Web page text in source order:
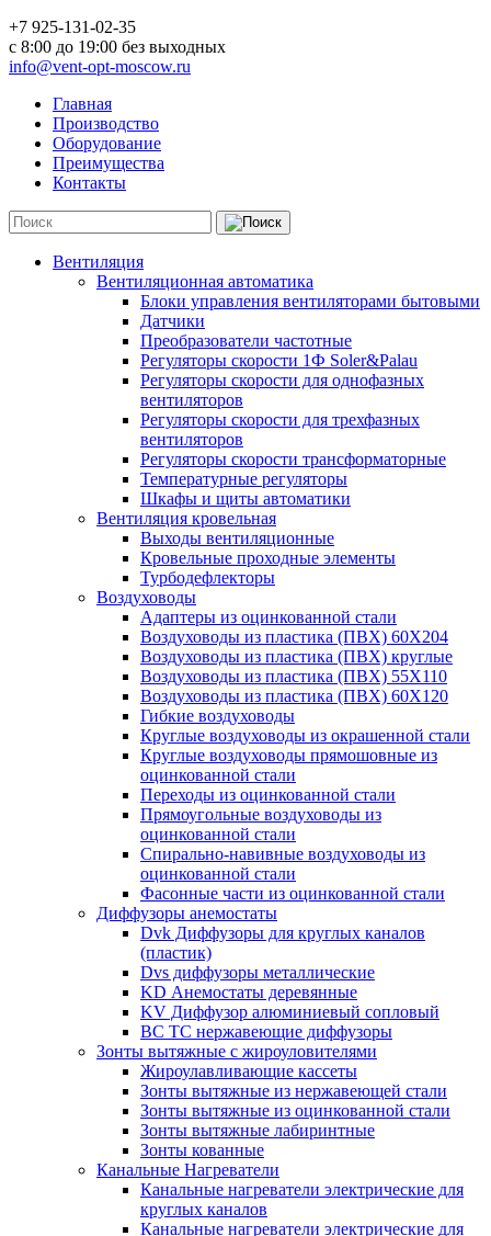
+7 925-131-02-35
c 8:00 до 19:00 без выходных
info@vent-opt-moscow.ru
Главная
Производство
Оборудование
Преимущества
Контакты
Вентиляция
Вентиляционная автоматика
Блоки управления вентиляторами бытовыми
Датчики
Преобразователи частотные
Регуляторы скорости 1Ф Soler&Palau
Регуляторы скорости для однофазных
вентиляторов
Регуляторы скорости для трехфазных
вентиляторов
Регуляторы скорости трансформаторные
Температурные регуляторы
Шкафы и щиты автоматики
Вентиляция кровельная
Выходы вентиляционные
Кровельные проходные элементы
Турбодефлекторы
Воздуховоды
Адаптеры из оцинкованной стали
Воздуховоды из пластика (ПВХ) 60Х204
Воздуховоды из пластика (ПВХ) круглые
Воздуховоды из пластика (ПВХ) 55Х110
Воздуховоды из пластика (ПВХ) 60Х120
Гибкие воздуховоды
Круглые воздуховоды из окрашенной стали
Круглые воздуховоды прямошовные из
оцинкованной стали
Переходы из оцинкованной стали
Прямоугольные воздуховоды из
оцинкованной стали
Спирально-навивные воздуховоды из
оцинкованной стали
Фасонные части из оцинкованной стали
Диффузоры анемостаты
Dvk Диффузоры для круглых каналов
(пластик)
Dvs диффузоры металлические
KD Анемостаты деревянные
KV Диффузор алюминиевый сопловый
ВС ТС нержавеющие диффузоры
Зонты вытяжные с жироуловителями
Жироулавливающие кассеты
Зонты вытяжные из нержавеющей стали
Зонты вытяжные из оцинкованной стали
Зонты вытяжные лабиринтные
Зонты кованные
Канальные Нагреватели
Канальные нагреватели электрические для
круглых каналов
Канальные нагреватели электрические для